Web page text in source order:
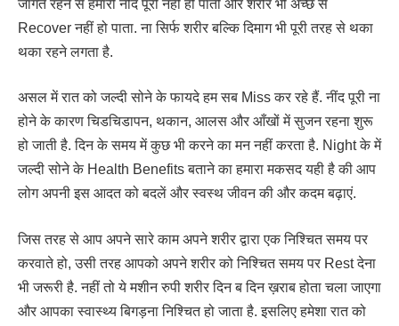
जागते रहने से हमारी नींद पूरी नहीं हो पाती और शरीर भी अच्छे से
Recover नहीं हो पाता. ना सिर्फ शरीर बल्कि दिमाग भी पूरी तरह से थका
थका रहने लगता है.
असल में रात को जल्दी सोने के फायदे हम सब Miss कर रहे हैं. नींद पूरी ना
होने के कारण चिडचिडापन, थकान, आलस और आँखों में सुजन रहना शुरू
हो जाती है. दिन के समय में कुछ भी करने का मन नहीं करता है. Night के में
जल्दी सोने के Health Benefits बताने का हमारा मकसद यही है की आप
लोग अपनी इस आदत को बदलें और स्वस्थ जीवन की और कदम बढ़ाएं.
जिस तरह से आप अपने सारे काम अपने शरीर द्वारा एक निश्चित समय पर
करवाते हो, उसी तरह आपको अपने शरीर को निश्चित समय पर Rest देना
भी जरूरी है. नहीं तो ये मशीन रुपी शरीर दिन ब दिन ख़राब होता चला जाएगा
और आपका स्वास्थ्य बिगड़ना निश्चित हो जाता है. इसलिए हमेशा रात को